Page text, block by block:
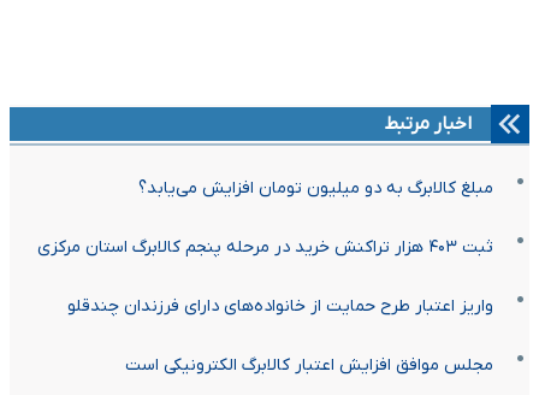
اخبار مرتبط
مبلغ کالابرگ به دو میلیون تومان افزایش می‌یابد؟
ثبت ۴۰۳ هزار تراکنش خرید در مرحله پنجم کالابرگ استان مرکزی
واریز اعتبار طرح حمایت از خانواده‌های دارای فرزندان چندقلو
مجلس موافق افزایش اعتبار کالابرگ الکترونیکی است